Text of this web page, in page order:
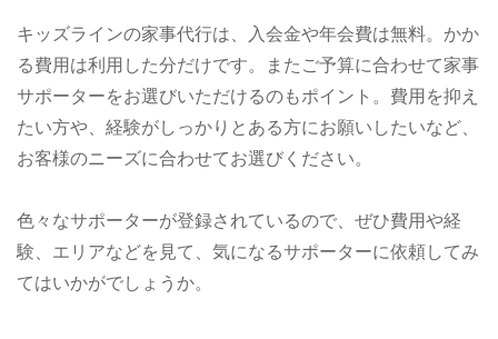
キッズラインの家事代行は、入会金や年会費は無料。かか
る費用は利用した分だけです。またご予算に合わせて家事
サポーターをお選びいただけるのもポイント。費用を抑え
たい方や、経験がしっかりとある方にお願いしたいなど、
お客様のニーズに合わせてお選びください。
色々なサポーターが登録されているので、ぜひ費用や経
験、エリアなどを見て、気になるサポーターに依頼してみ
てはいかがでしょうか。